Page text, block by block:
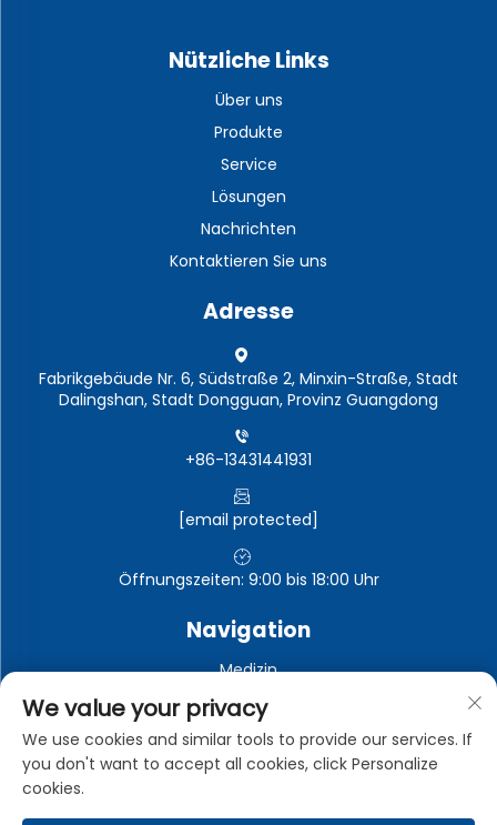
Nützliche Links
Über uns
Produkte
Service
Lösungen
Nachrichten
Kontaktieren Sie uns
Adresse
Fabrikgebäude Nr. 6, Südstraße 2, Minxin-Straße, Stadt
Dalingshan, Stadt Dongguan, Provinz Guangdong
+86-13431441931
[email protected]
Öffnungszeiten: 9:00 bis 18:00 Uhr
Navigation
Medizin
Automobil-Elektronik
Elektronische und elektrische Geräte
Industrie
We value your privacy
We use cookies and similar tools to provide our services. If
you don't want to accept all cookies, click Personalize
cookies.